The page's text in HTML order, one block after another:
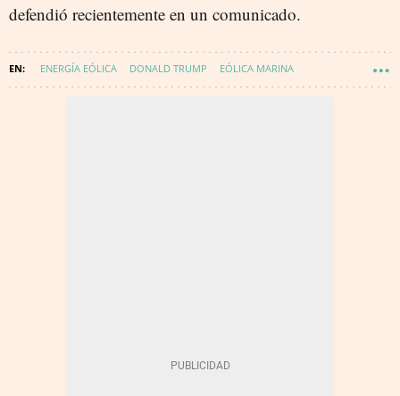
defendió recientemente en un comunicado.
ENERGÍA EÓLICA DONALD TRUMP EÓLICA MARINA